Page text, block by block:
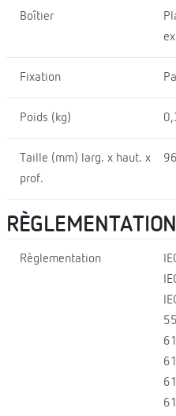
Boîtier
Fixation
Poids (kg)
Taille (mm) larg. x haut. x
prof.
RÈGLEMENTATION
Règlementation